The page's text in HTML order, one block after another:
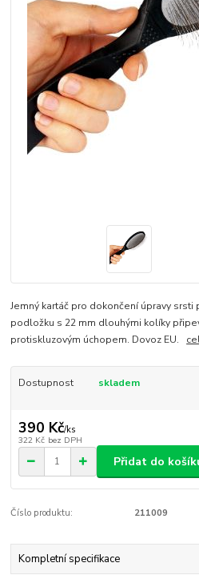
Jemný kartáč pro dokončení úpravy srsti
podložku s 22 mm dlouhými kolíky
protiskluzovým úchopem. Dovoz EU.
Dostupnost skladem
390 Kč/ks
322 Kč bez DPH
Přidat do
Číslo produktu: 211009
Kompletní specifikace